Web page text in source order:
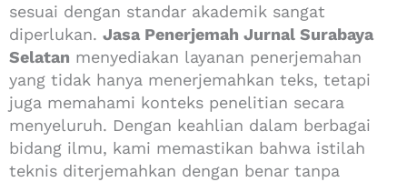
sesuai dengan standar akademik sangat
diperlukan. Jasa Penerjemah Jurnal Surabaya
Selatan menyediakan layanan penerjemahan
yang tidak hanya menerjemahkan teks, tetapi
juga memahami konteks penelitian secara
menyeluruh. Dengan keahlian dalam berbagai
bidang ilmu, kami memastikan bahwa istilah
teknis diterjemahkan dengan benar tanpa